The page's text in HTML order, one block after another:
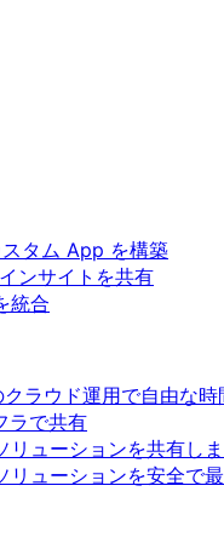
タム App を構築
ンサイトを共有
統合
ラウド運用で自由な時
ラで共有
リューションを共有しま
リューションを安全で